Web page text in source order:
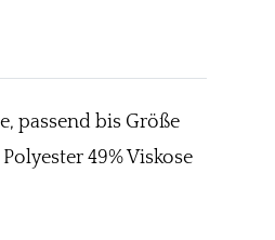
passend bis Größe
49% Viskose